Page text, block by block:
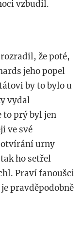
vzbudil.
že poté,
jeho popel
by to bylo u
vydal
to prý byl jen
ve své
urny
ho setřel
Praví fanoušci
pravděpodobně